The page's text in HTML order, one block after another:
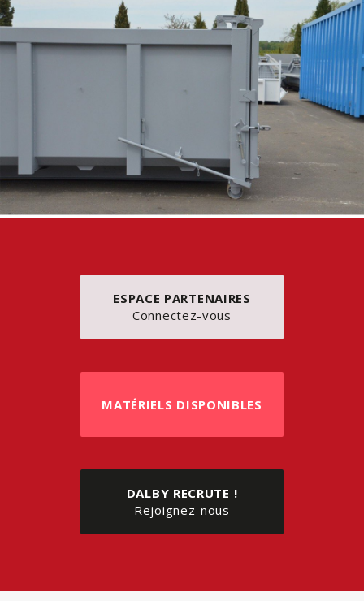
ESPACE PARTENAIRES
Connectez-vous
MATÉRIELS DISPONIBLES
DALBY RECRUTE !
Rejoignez-nous